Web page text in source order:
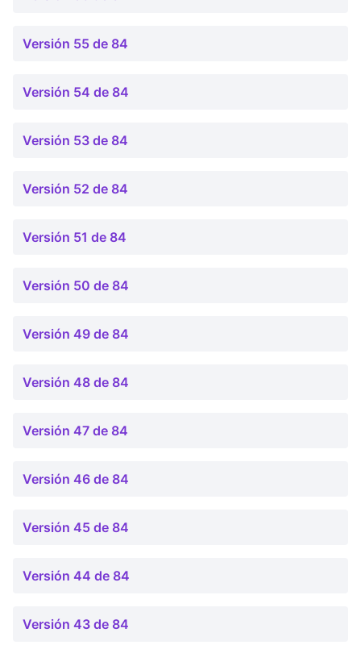
Versión 55 de 84
Versión 54 de 84
Versión 53 de 84
Versión 52 de 84
Versión 51 de 84
Versión 50 de 84
Versión 49 de 84
Versión 48 de 84
Versión 47 de 84
Versión 46 de 84
Versión 45 de 84
Versión 44 de 84
Versión 43 de 84